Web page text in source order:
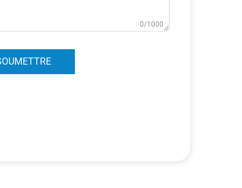
0/1000